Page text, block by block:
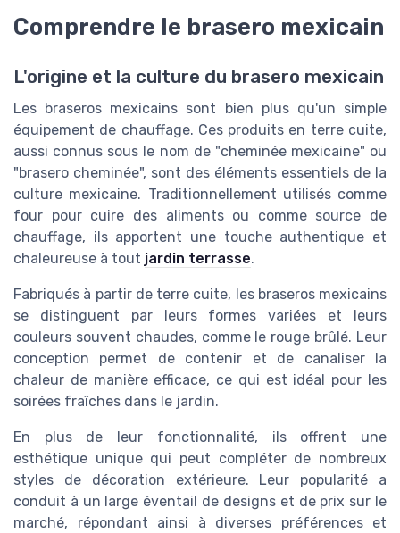
Comprendre le brasero mexicain
L'origine et la culture du brasero mexicain
Les braseros mexicains sont bien plus qu'un simple
équipement de chauffage. Ces produits en terre cuite,
aussi connus sous le nom de "cheminée mexicaine" ou
"brasero cheminée", sont des éléments essentiels de la
culture mexicaine. Traditionnellement utilisés comme
four pour cuire des aliments ou comme source de
chauffage, ils apportent une touche authentique et
chaleureuse à tout jardin terrasse.
Fabriqués à partir de terre cuite, les braseros mexicains
se distinguent par leurs formes variées et leurs
couleurs souvent chaudes, comme le rouge brûlé. Leur
conception permet de contenir et de canaliser la
chaleur de manière efficace, ce qui est idéal pour les
soirées fraîches dans le jardin.
En plus de leur fonctionnalité, ils offrent une
esthétique unique qui peut compléter de nombreux
styles de décoration extérieure. Leur popularité a
conduit à un large éventail de designs et de prix sur le
marché, répondant ainsi à diverses préférences et